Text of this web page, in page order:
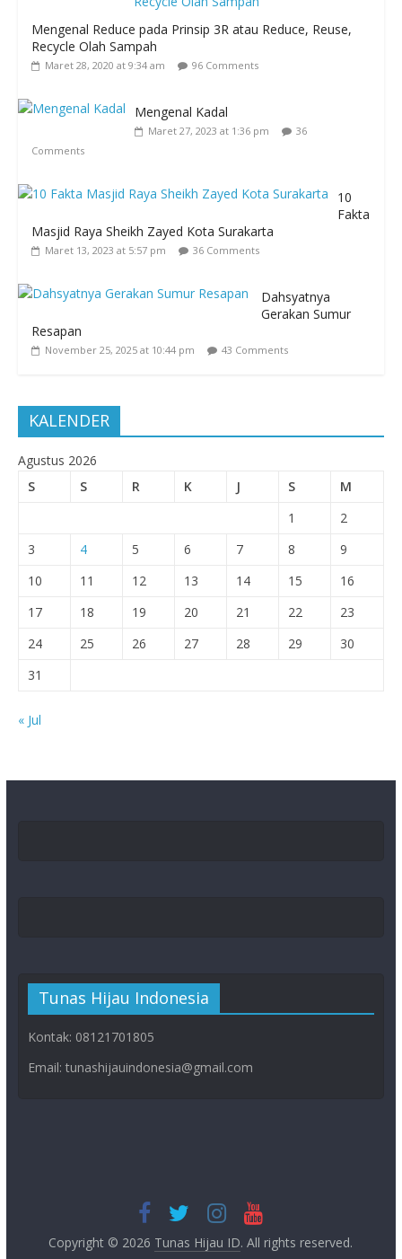
Mengenal Reduce pada Prinsip 3R atau Reduce, Reuse,
Recycle Olah Sampah
Maret 28, 2020 at 9:34 am 96 Comments
Mengenal Kadal
Maret 27, 2023 at 1:36 pm
36
Comments
10
Fakta
Masjid Raya Sheikh Zayed Kota Surakarta
Maret 13, 2023 at 5:57 pm 36 Comments
Dahsyatnya
Gerakan Sumur
Resapan
November 25, 2025 at 10:44 pm 43 Comments
KALENDER
Agustus 2026
S
S R K J S
M
1
2
3
4 5 6 7 8
9
10
11 12 13 14 15
16
17
18 19 20 21 22
23
24
25 26 27 28 29
30
31
« Jul
Tunas Hijau Indonesia
Kontak: 08121701805
Email: tunashijauindonesia@gmail.com
Copyright © 2026 Tunas Hijau ID. All rights reserved.